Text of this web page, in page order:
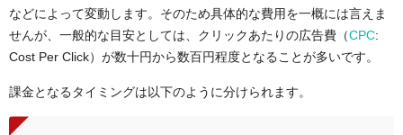
などによって変動します。そのため具体的な費用を一概には言えま
せんが、一般的な目安としては、クリックあたりの広告費（CPC:
Cost Per Click）が数十円から数百円程度となることが多いです。
課金となるタイミングは以下のように分けられます。